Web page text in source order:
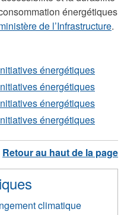
énergétiques
de l’Infrastructure.
énergétiques
énergétiques
énergétiques
énergétiques
climatique